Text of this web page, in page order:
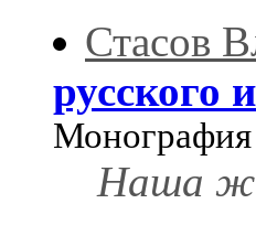
Стасов
русского
Монография
Наша